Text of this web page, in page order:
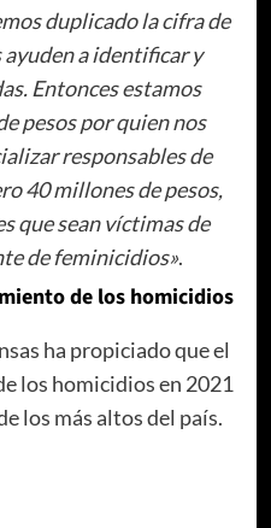
duplicado la cifra de
ayuden a identificar y
Entonces estamos
pesos por quien nos
responsables de
40 millones de pesos,
que sean víctimas de
de feminicidios».
de los homicidios
ha propiciado que el
los homicidios en 2021
los más altos del país.